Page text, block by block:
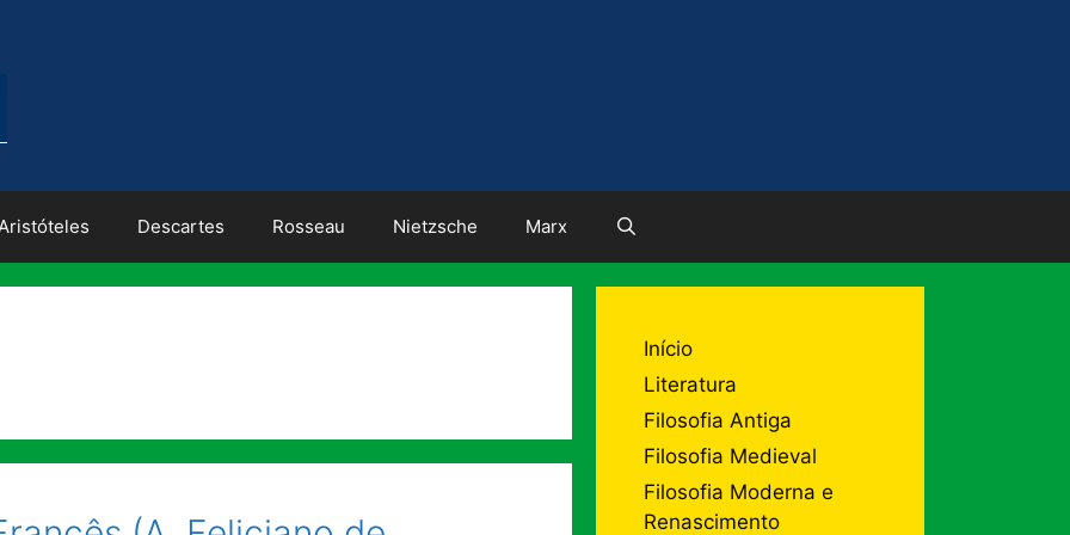
Descartes Rosseau Nietzsche Marx
Início
Literatura
Filosofia Antiga
Filosofia Medieval
Filosofia Moderna e
Renascimento